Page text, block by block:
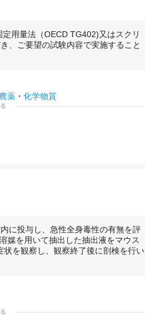
用量法（OECD TG402)又はスクリ
、ご要望の試験内容で実施すること
農薬 ・化学物質
に投与し、急性全身毒性の有無を評
媒を用いて抽出した抽出液をマウス
を観察し、観察終了後に剖検を行い